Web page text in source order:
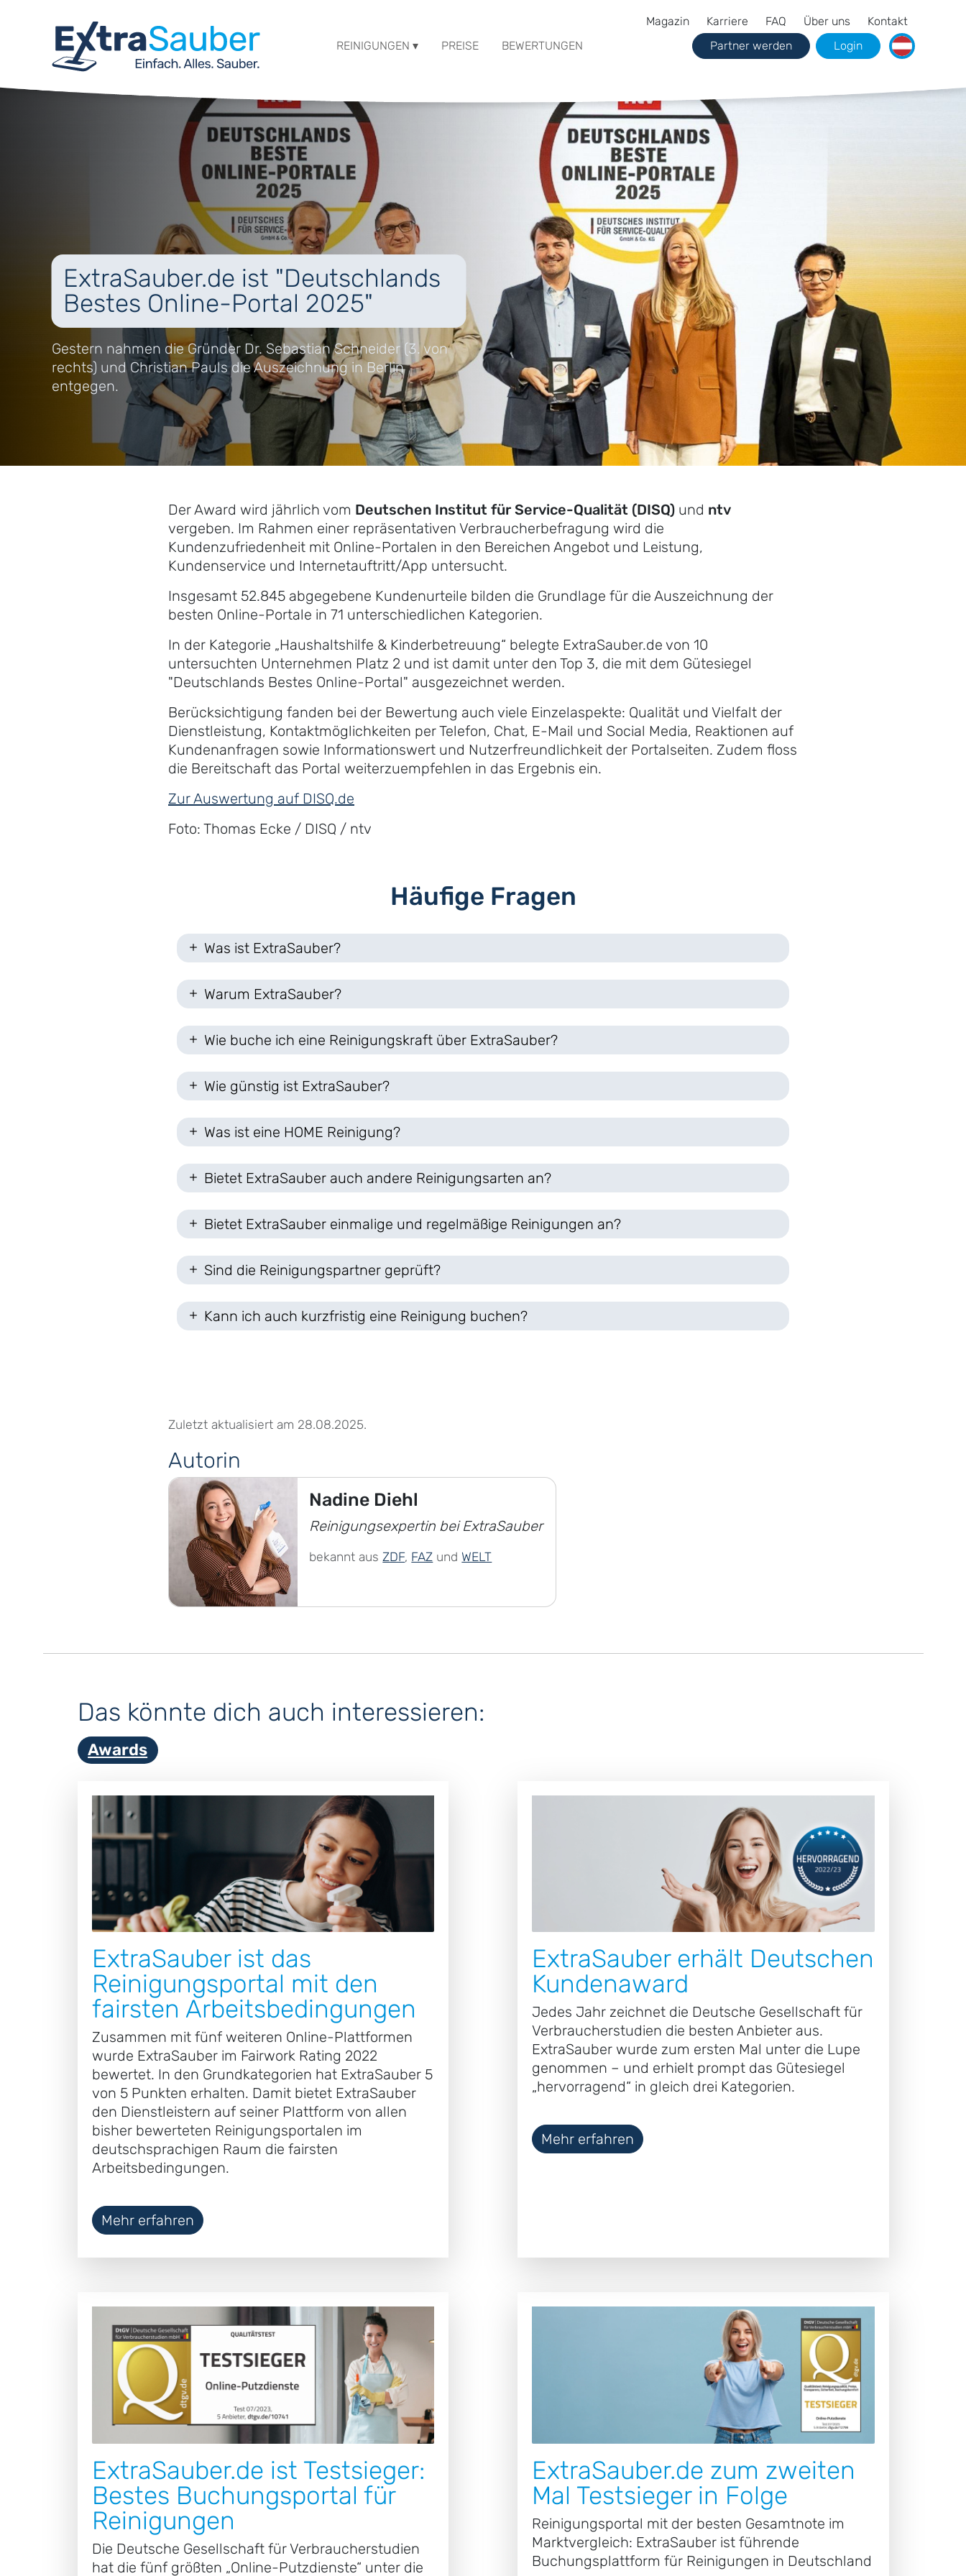
Magazin Karriere FAQ Über uns
Kontakt
REINIGUNGEN ▾
PREISE BEWERTUNGEN Partner werden Login
ExtraSauber.de ist "Deutschlands
Bestes Online-Portal 2025"
Gestern nahmen die Gründer Dr. Sebastian Schneider (3. von
rechts) und Christian Pauls die Auszeichnung in Berlin
entgegen.
Der Award wird jährlich vom Deutschen Institut für Service-Qualität (DISQ) und ntv
vergeben. Im Rahmen einer repräsentativen Verbraucherbefragung wird die
Kundenzufriedenheit mit Online-Portalen in den Bereichen Angebot und Leistung,
Kundenservice und Internetauftritt/App untersucht.
Insgesamt 52.845 abgegebene Kundenurteile bilden die Grundlage für die Auszeichnung der
besten Online-Portale in 71 unterschiedlichen Kategorien.
In der Kategorie „Haushaltshilfe & Kinderbetreuung“ belegte ExtraSauber.de von 10
untersuchten Unternehmen Platz 2 und ist damit unter den Top 3, die mit dem Gütesiegel
"Deutschlands Bestes Online-Portal" ausgezeichnet werden.
Berücksichtigung fanden bei der Bewertung auch viele Einzelaspekte: Qualität und Vielfalt der
Dienstleistung, Kontaktmöglichkeiten per Telefon, Chat, E-Mail und Social Media, Reaktionen auf
Kundenanfragen sowie Informationswert und Nutzerfreundlichkeit der Portalseiten. Zudem floss
die Bereitschaft das Portal weiterzuempfehlen in das Ergebnis ein.
Zur Auswertung auf DISQ.de
Foto: Thomas Ecke / DISQ / ntv
Häufige Fragen
Was ist ExtraSauber?
Warum ExtraSauber?
Wie buche ich eine Reinigungskraft über ExtraSauber?
Wie günstig ist ExtraSauber?
Was ist eine HOME Reinigung?
Bietet ExtraSauber auch andere Reinigungsarten an?
Bietet ExtraSauber einmalige und regelmäßige Reinigungen an?
Sind die Reinigungspartner geprüft?
Kann ich auch kurzfristig eine Reinigung buchen?
Zuletzt aktualisiert am 28.08.2025.
Autorin
Nadine Diehl
Reinigungsexpertin bei ExtraSauber
bekannt aus ZDF, FAZ und WELT
Das könnte dich auch interessieren:
Awards
ExtraSauber ist das
Reinigungsportal mit den
fairsten Arbeitsbedingungen
Zusammen mit fünf weiteren Online-Plattformen
wurde ExtraSauber im Fairwork Rating 2022
bewertet. In den Grundkategorien hat ExtraSauber 5
von 5 Punkten erhalten. Damit bietet ExtraSauber
den Dienstleistern auf seiner Plattform von allen
bisher bewerteten Reinigungsportalen im
deutschsprachigen Raum die fairsten
Arbeitsbedingungen.
Mehr erfahren
ExtraSauber erhält Deutschen
Kundenaward
Jedes Jahr zeichnet die Deutsche Gesellschaft für
Verbraucherstudien die besten Anbieter aus.
ExtraSauber wurde zum ersten Mal unter die Lupe
genommen – und erhielt prompt das Gütesiegel
„hervorragend“ in gleich drei Kategorien.
Mehr erfahren
ExtraSauber.de ist Testsieger:
Bestes Buchungsportal für
Reinigungen
Die Deutsche Gesellschaft für Verbraucherstudien
hat die fünf größten „Online-Putzdienste“ unter die
ExtraSauber.de zum zweiten
Mal Testsieger in Folge
Reinigungsportal mit der besten Gesamtnote im
Marktvergleich: ExtraSauber ist führende
Buchungsplattform für Reinigungen in Deutschland